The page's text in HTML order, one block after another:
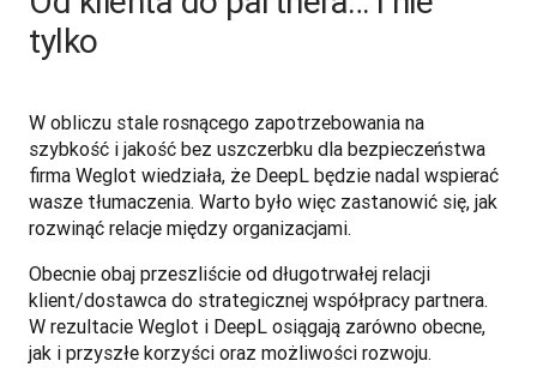
tylko
W obliczu stale rosnącego zapotrzebowania na
szybkość i jakość bez uszczerbku dla bezpieczeństwa
firma Weglot wiedziała, że DeepL będzie nadal wspierać
wasze tłumaczenia. Warto było więc zastanowić się, jak
rozwinąć relacje między organizacjami.
Obecnie obaj przeszliście od długotrwałej relacji
klient/dostawca do strategicznej współpracy partnera.
W rezultacie Weglot i DeepL osiągają zarówno obecne,
jak i przyszłe korzyści oraz możliwości rozwoju.